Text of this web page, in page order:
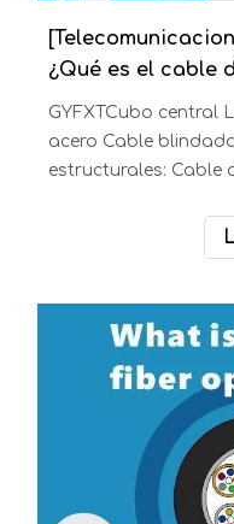
¿Qué es el cable
Tubo central
de polietileno de
llamado cable de
aplicación:
subterráneos,
GYXTW: 1-12 fibras
El tendido de cable